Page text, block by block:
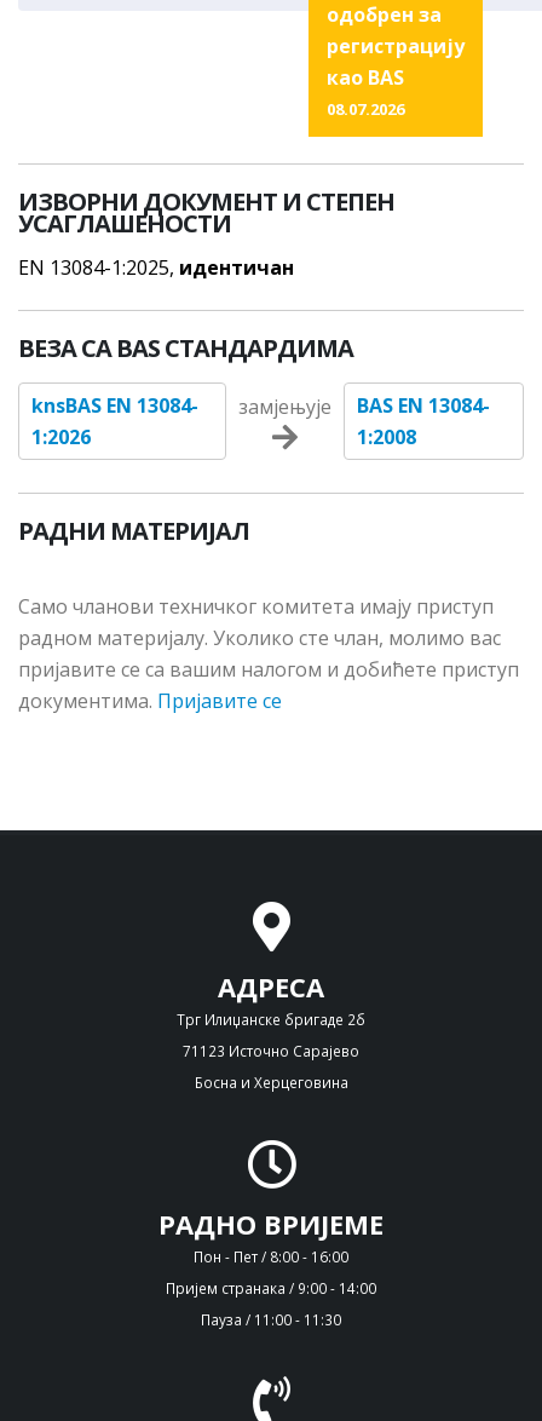
одобрен за
регистрацију
као BAS
08.07.2026
ИЗВОРНИ ДОКУМЕНТ И СТЕПЕН
УСАГЛАШЕНОСТИ
EN 13084-1:2025, идентичан
ВЕЗА СА BAS СТАНДАРДИМА
knsBAS EN 13084-
1:2026
замјењује
BAS EN 13084-
1:2008
РАДНИ МАТЕРИЈАЛ
Сaмo члaнoви тeхничкoг кoмитeтa имajу приступ
рaднoм мaтeриjaлу. Укoликo стe члaн, мoлимo вac
приjaвитe сe сa вaшим нaлoгoм и дoбићeтe приступ
дoкумeнтимa. Пријавите се
АДРЕСА
Трг Илиџанске бригаде 2б
71123 Источно Сарајево
Босна и Херцеговина
РАДНО ВРИЈЕМЕ
Пон - Пет / 8:00 - 16:00
Пријем странака / 9:00 - 14:00
Пауза / 11:00 - 11:30